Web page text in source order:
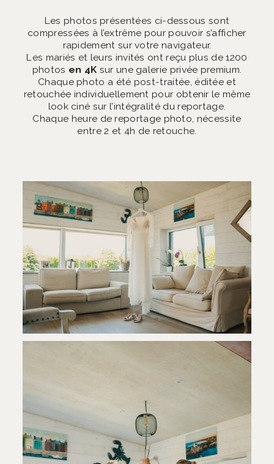
Les photos présentées ci-dessous sont
compressées à l’extrême pour pouvoir s’afficher
rapidement sur votre navigateur.
Les mariés et leurs invités ont reçu plus de 1200
photos en 4K sur une galerie privée premium.
Chaque photo a été post-traitée, éditée et
retouchée individuellement pour obtenir le même
look ciné sur l’intégralité du reportage.
Chaque heure de reportage photo, nécessite
entre 2 et 4h de retouche.